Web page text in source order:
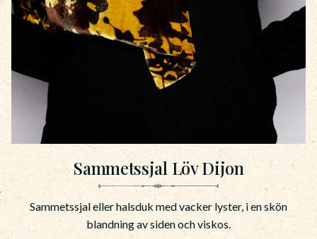
Sammetssjal Löv Dijon
Sammetssjal eller halsduk med vacker lyster, i en skön
blandning av siden och viskos.